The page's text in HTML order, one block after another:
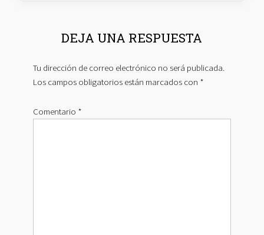
DEJA UNA RESPUESTA
Tu dirección de correo electrónico no será publicada.
Los campos obligatorios están marcados con *
Comentario *